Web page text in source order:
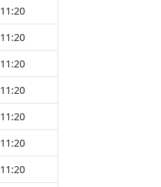
11:20
11:20
11:20
11:20
11:20
11:20
11:20